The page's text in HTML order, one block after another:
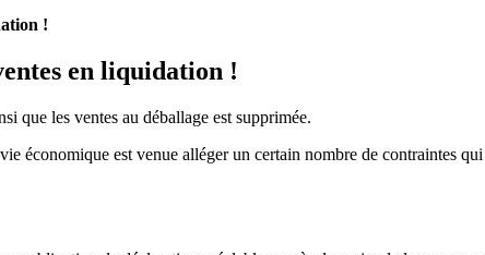
!
en liquidation !
que les ventes au déballage est supprimée.
économique est venue alléger un certain nombre de contraintes